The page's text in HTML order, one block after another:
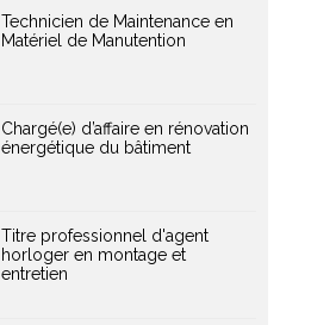
Technicien de Maintenance en
Matériel de Manutention
Chargé(e) d’affaire en rénovation
énergétique du bâtiment
Titre professionnel d'agent
horloger en montage et
entretien